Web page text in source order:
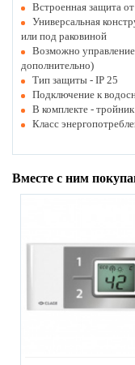
Встроенная защита от
Универсальная
или под раковиной
Возможно
дополнительно)
Тип защиты - IP 25
Подключение к
В комплекте -
Класс
Вместе с ним